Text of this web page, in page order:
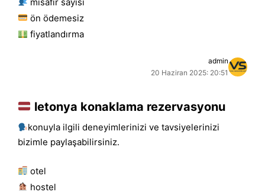
ön ödemesiz
fiyatlandırma
admin
20 Haziran 2025: 20:51
letonya konaklama rezervasyonu
konuyla ilgili deneyimlerinizi ve tavsiyelerinizi
bizimle paylaşabilirsiniz.
otel
hostel